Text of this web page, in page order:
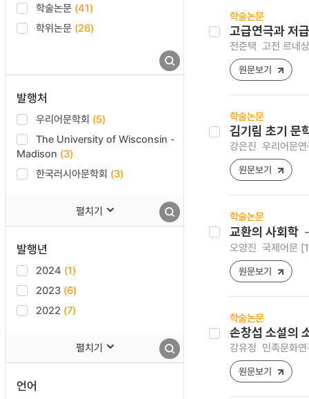
학술논문 (41)
학위논문 (26)
발행처
우리어문학회 (5)
The University of Wisconsin -
Madison (3)
한국러시아문학회 (3)
펼치기
발행년
2024 (1)
2023 (6)
2022 (7)
펼치기
언어
학술논문
고급연극과 저
전준택 고전 르네
원문보기
학술논문
김기림 초기 문
강은진 우리어문
원문보기
학술논문
교환의 사회학
오양진 국제어문
원문보기
학술논문
손창섭 소설의
강유정 민족문화
원문보기